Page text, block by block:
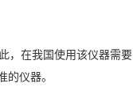
，在我国使用该仪器需要
仪器。